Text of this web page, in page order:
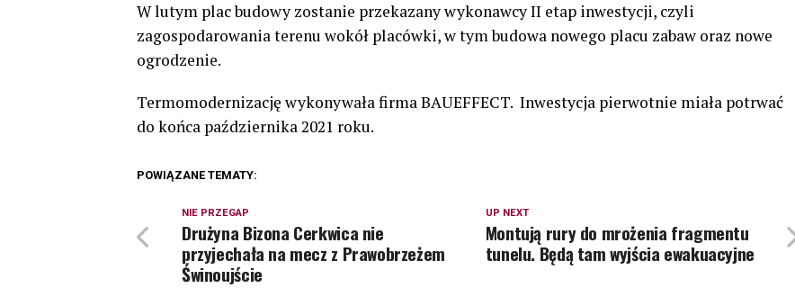
W lutym plac budowy zostanie przekazany wykonawcy II etap inwestycji, czyli
zagospodarowania terenu wokół placówki, w tym budowa nowego placu zabaw oraz nowe
ogrodzenie.
Termomodernizację wykonywała firma BAUEFFECT. Inwestycja pierwotnie miała potrwać
do końca października 2021 roku.
POWIĄZANE TEMATY:
UP NEXT
Montują rury do mrożenia fragmentu
tunelu. Będą tam wyjścia ewakuacyjne
NIE PRZEGAP
Drużyna Bizona Cerkwica nie
przyjechała na mecz z Prawobrzeżem
Świnoujście